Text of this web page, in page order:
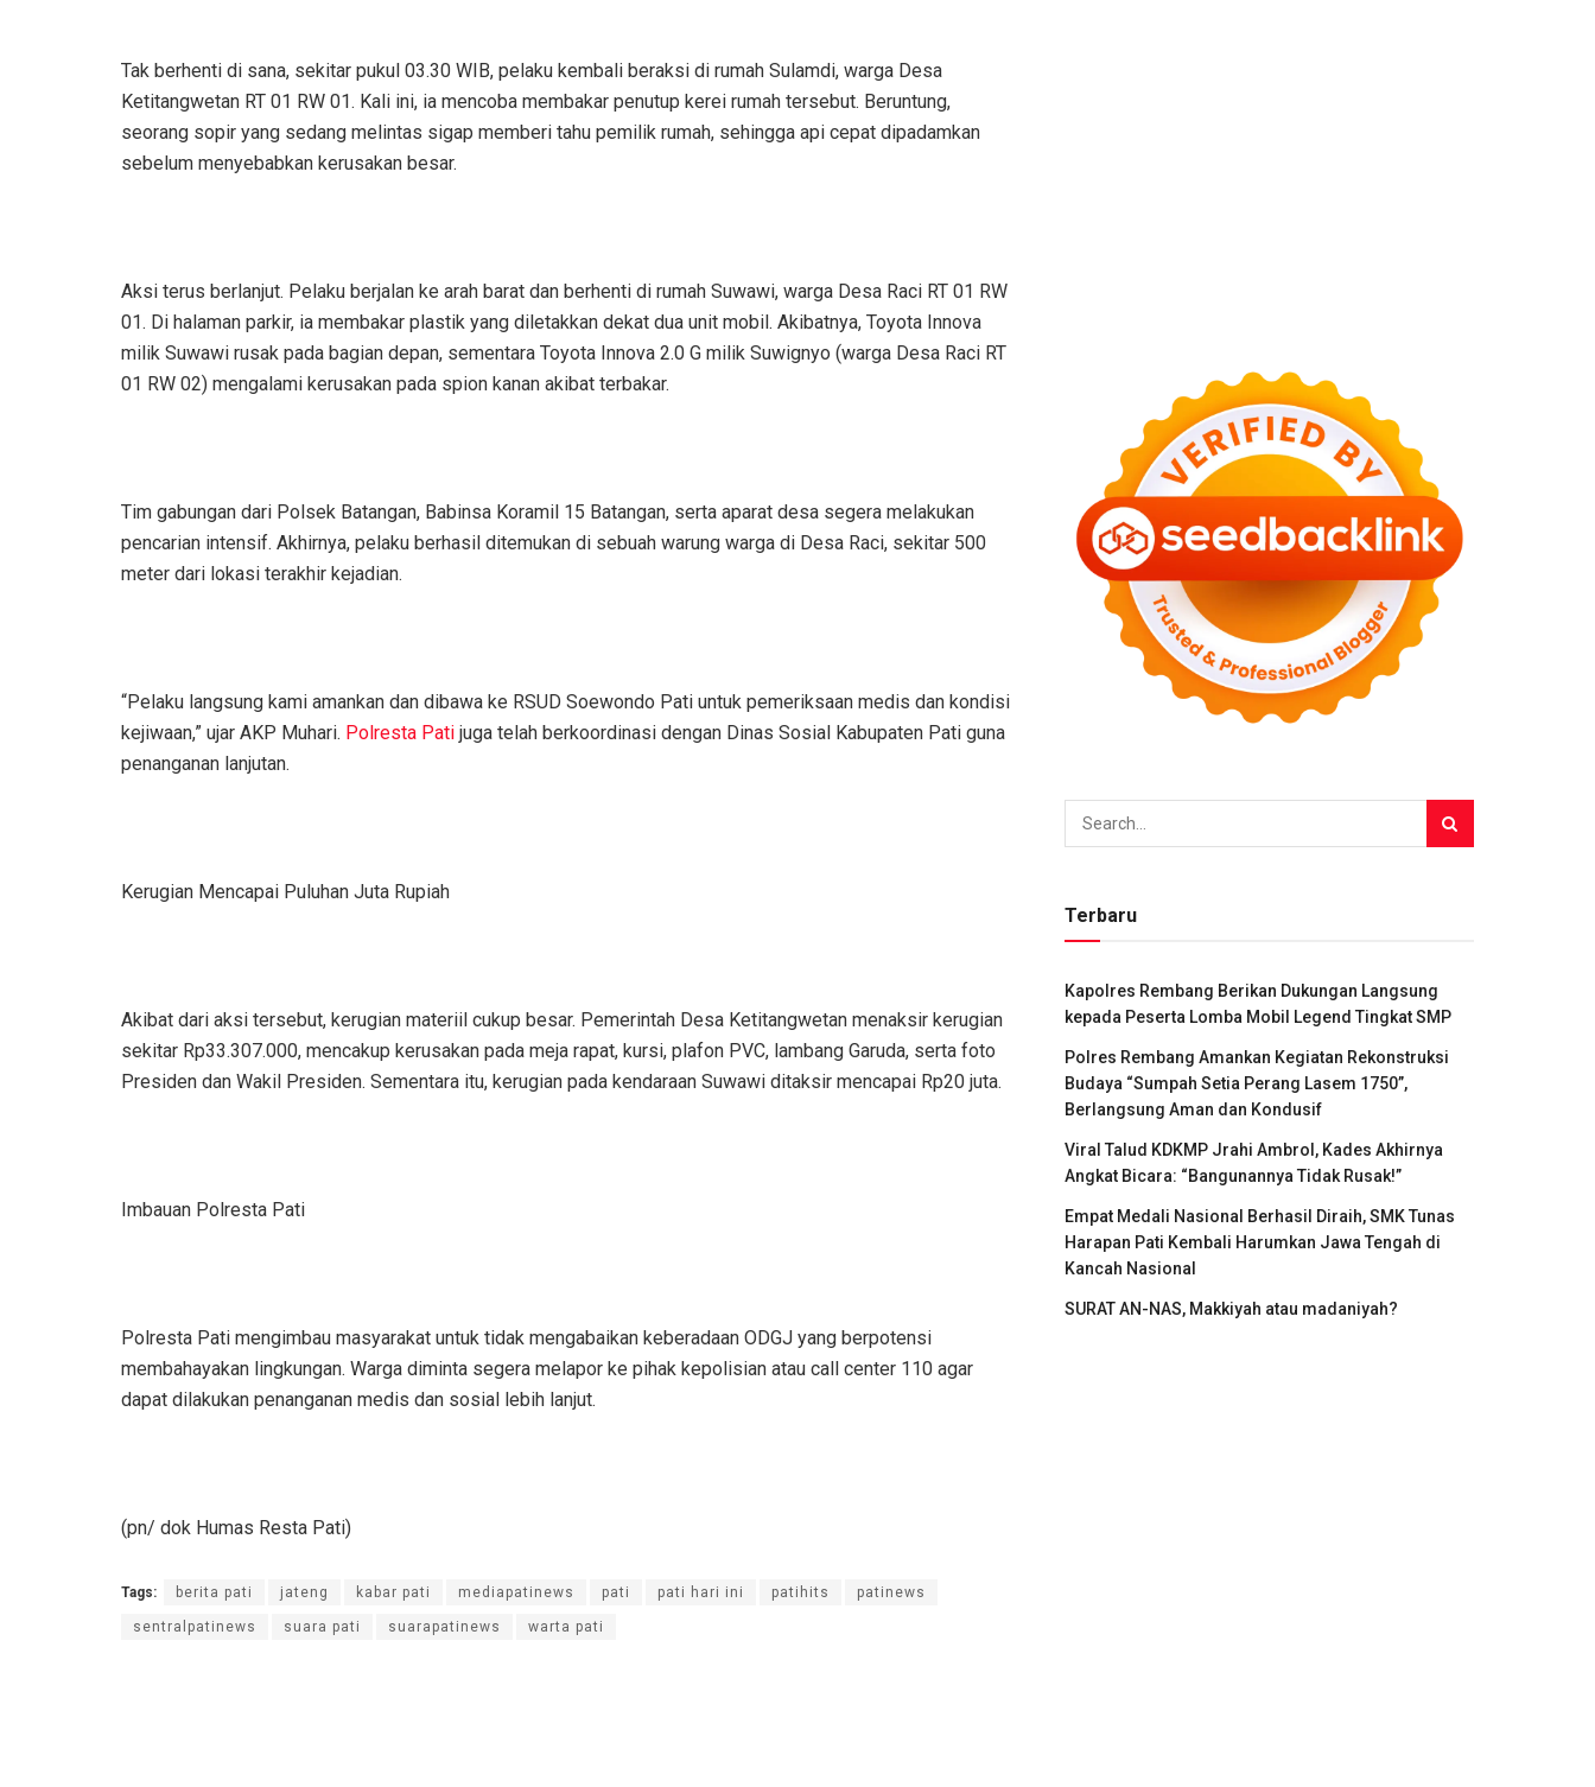
Tak berhenti di sana, sekitar pukul 03.30 WIB, pelaku kembali beraksi di rumah Sulamdi, warga Desa
Ketitangwetan RT 01 RW 01. Kali ini, ia mencoba membakar penutup kerei rumah tersebut. Beruntung,
seorang sopir yang sedang melintas sigap memberi tahu pemilik rumah, sehingga api cepat dipadamkan
sebelum menyebabkan kerusakan besar.
Aksi terus berlanjut. Pelaku berjalan ke arah barat dan berhenti di rumah Suwawi, warga Desa Raci RT 01 RW
01. Di halaman parkir, ia membakar plastik yang diletakkan dekat dua unit mobil. Akibatnya, Toyota Innova
milik Suwawi rusak pada bagian depan, sementara Toyota Innova 2.0 G milik Suwignyo (warga Desa Raci RT
01 RW 02) mengalami kerusakan pada spion kanan akibat terbakar.
Tim gabungan dari Polsek Batangan, Babinsa Koramil 15 Batangan, serta aparat desa segera melakukan
pencarian intensif. Akhirnya, pelaku berhasil ditemukan di sebuah warung warga di Desa Raci, sekitar 500
meter dari lokasi terakhir kejadian.
“Pelaku langsung kami amankan dan dibawa ke RSUD Soewondo Pati untuk pemeriksaan medis dan kondisi
kejiwaan,” ujar AKP Muhari. Polresta Pati juga telah berkoordinasi dengan Dinas Sosial Kabupaten Pati guna
penanganan lanjutan.
Kerugian Mencapai Puluhan Juta Rupiah
Akibat dari aksi tersebut, kerugian materiil cukup besar. Pemerintah Desa Ketitangwetan menaksir kerugian
sekitar Rp33.307.000, mencakup kerusakan pada meja rapat, kursi, plafon PVC, lambang Garuda, serta foto
Presiden dan Wakil Presiden. Sementara itu, kerugian pada kendaraan Suwawi ditaksir mencapai Rp20 juta.
Imbauan Polresta Pati
Polresta Pati mengimbau masyarakat untuk tidak mengabaikan keberadaan ODGJ yang berpotensi
membahayakan lingkungan. Warga diminta segera melapor ke pihak kepolisian atau call center 110 agar
dapat dilakukan penanganan medis dan sosial lebih lanjut.
(pn/ dok Humas Resta Pati)
Tags: berita pati jateng kabar pati mediapatinews pati pati hari ini patihits patinews
sentralpatinews suara pati suarapatinews warta pati
Terbaru
Kapolres Rembang Berikan Dukungan Langsung
kepada Peserta Lomba Mobil Legend Tingkat SMP
Polres Rembang Amankan Kegiatan Rekonstruksi
Budaya “Sumpah Setia Perang Lasem 1750”,
Berlangsung Aman dan Kondusif
Viral Talud KDKMP Jrahi Ambrol, Kades Akhirnya
Angkat Bicara: “Bangunannya Tidak Rusak!”
Empat Medali Nasional Berhasil Diraih, SMK Tunas
Harapan Pati Kembali Harumkan Jawa Tengah di
Kancah Nasional
SURAT AN-NAS, Makkiyah atau madaniyah?